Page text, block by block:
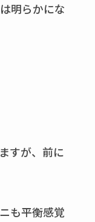
明らかにな
すが、前に
も平衡感覚